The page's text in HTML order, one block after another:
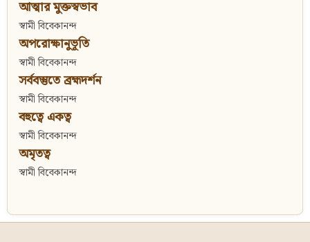
আত্মার মুক্তস্বভাব
স্বামী বিবেকানন্দ
অপরোক্ষানুভূতি
স্বামী বিবেকানন্দ
সর্ববস্তুতে ব্রহ্মদর্শন
স্বামী বিবেকানন্দ
বহুত্বে একত্ব
স্বামী বিবেকানন্দ
অমৃতত্ব
স্বামী বিবেকানন্দ